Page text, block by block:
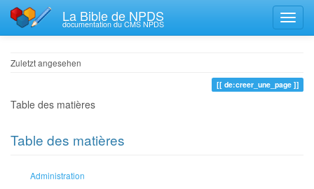
La Bible de NPDS
documentation du CMS NPDS
Zuletzt angesehen
de:creer_une_page
Table des matières
Table des matières
Administration